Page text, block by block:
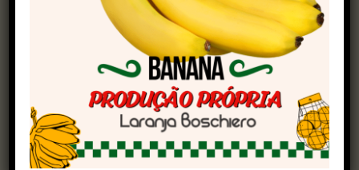
Além da carne, em 2024, o Brasil exportou US$
1,36 bilhões de dólares em produtos agrícolas
para o mercado marroquino. Os destaques
produtos do complexo sucroalcooleiro
cereais, farinhas, animais vivos e café.
O Marrocos Marrocos está localizado no noroeste